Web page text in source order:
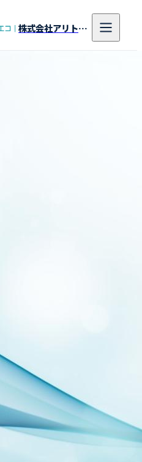
株式会社アリトンシステム研究所